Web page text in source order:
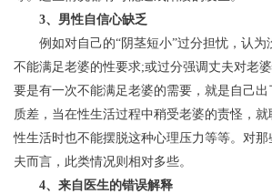
3、男性自信心缺乏
例如对自己的“阴茎短小”过分担忧，认为
不能满足老婆的性要求;或过分强调丈夫对老
要是有一次不能满足老婆的需要，就是自己
质差，当在性生活过程中稍受老婆的责怪，
性生活时也不能摆脱这种心理压力等等。对那
夫而言，此类情况则相对多些。
4、来自医生的错误解释